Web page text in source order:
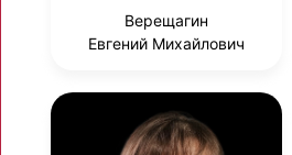
Верещагин
Евгений Михайлович